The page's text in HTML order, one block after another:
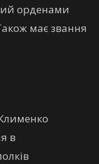
орденами
має звання
в